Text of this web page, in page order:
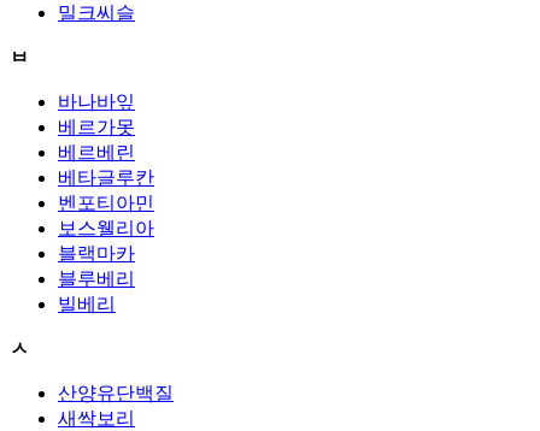
밀크씨슬
ㅂ
바나바잎
베르가못
베르베린
베타글루칸
벤포티아민
보스웰리아
블랙마카
블루베리
빌베리
ㅅ
산양유단백질
새싹보리